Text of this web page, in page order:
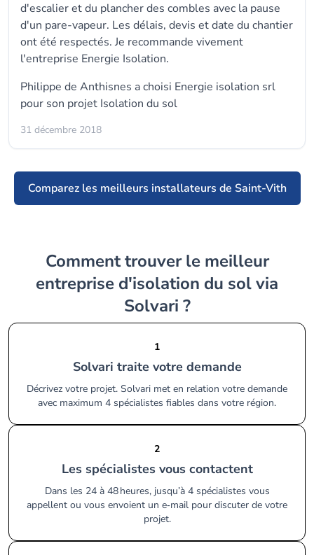
d'escalier et du plancher des combles avec la pause
d'un pare-vapeur. Les délais, devis et date du chantier
ont été respectés. Je recommande vivement
l'entreprise Energie Isolation.
Philippe de Anthisnes a choisi Energie isolation srl
pour son projet Isolation du sol
31 décembre 2018
Comparez les meilleurs installateurs de Saint-Vith
Comment trouver le meilleur
entreprise d'isolation du sol via
Solvari ?
1
Solvari traite votre demande
Décrivez votre projet. Solvari met en relation votre demande
avec maximum 4 spécialistes fiables dans votre région.
2
Les spécialistes vous contactent
Dans les 24 à 48 heures, jusqu’à 4 spécialistes vous
appellent ou vous envoient un e‑mail pour discuter de votre
projet.